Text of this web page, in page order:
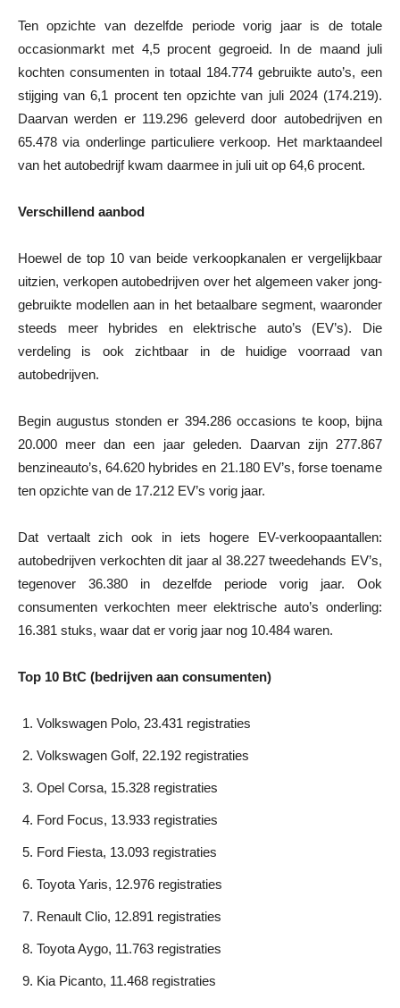
Ten opzichte van dezelfde periode vorig jaar is de totale
occasionmarkt met 4,5 procent gegroeid. In de maand juli
kochten consumenten in totaal 184.774 gebruikte auto’s, een
stijging van 6,1 procent ten opzichte van juli 2024 (174.219).
Daarvan werden er 119.296 geleverd door autobedrijven en
65.478 via onderlinge particuliere verkoop. Het marktaandeel
van het autobedrijf kwam daarmee in juli uit op 64,6 procent.
Verschillend aanbod
Hoewel de top 10 van beide verkoopkanalen er vergelijkbaar
uitzien, verkopen autobedrijven over het algemeen vaker jong-
gebruikte modellen aan in het betaalbare segment, waaronder
steeds meer hybrides en elektrische auto’s (EV’s). Die
verdeling is ook zichtbaar in de huidige voorraad van
autobedrijven.
Begin augustus stonden er 394.286 occasions te koop, bijna
20.000 meer dan een jaar geleden. Daarvan zijn 277.867
benzineauto’s, 64.620 hybrides en 21.180 EV’s, forse toename
ten opzichte van de 17.212 EV’s vorig jaar.
Dat vertaalt zich ook in iets hogere EV-verkoopaantallen:
autobedrijven verkochten dit jaar al 38.227 tweedehands EV’s,
tegenover 36.380 in dezelfde periode vorig jaar. Ook
consumenten verkochten meer elektrische auto’s onderling:
16.381 stuks, waar dat er vorig jaar nog 10.484 waren.
Top 10 BtC (bedrijven aan consumenten)
Volkswagen Polo, 23.431 registraties
Volkswagen Golf, 22.192 registraties
Opel Corsa, 15.328 registraties
Ford Focus, 13.933 registraties
Ford Fiesta, 13.093 registraties
Toyota Yaris, 12.976 registraties
Renault Clio, 12.891 registraties
Toyota Aygo, 11.763 registraties
Kia Picanto, 11.468 registraties